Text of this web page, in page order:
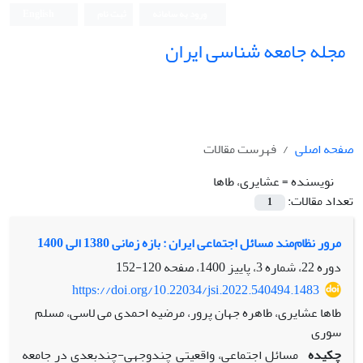
مجله جامعه شناسی ایران
صفحه اصلی
فهرست مقالات
نویسنده =عشایری، طاها
تعداد مقالات:
1
مرور نظام‌مند مسائل اجتماعی ایران : بازه زمانی 1380 الی 1400
دوره 22، شماره 3، پاییز 1400، صفحه
120-152
https://doi.org/10.22034/jsi.2022.540494.1483
طاها عشایری، طاهره جهان پرور، مرضیه احمدی می لاسی، مسلم
سوری
چکیده مسائل اجتماعی، واقعیتی چندوجهی-چندبعدی در جامعه